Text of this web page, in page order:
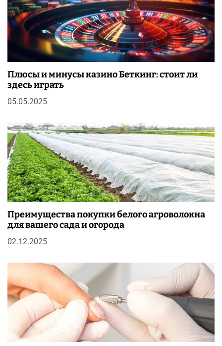
Плюсы и минусы казино Беткинг: стоит ли
здесь играть
05.05.2025
Преимущества покупки белого агроволокна
для вашего сада и огорода
02.12.2025